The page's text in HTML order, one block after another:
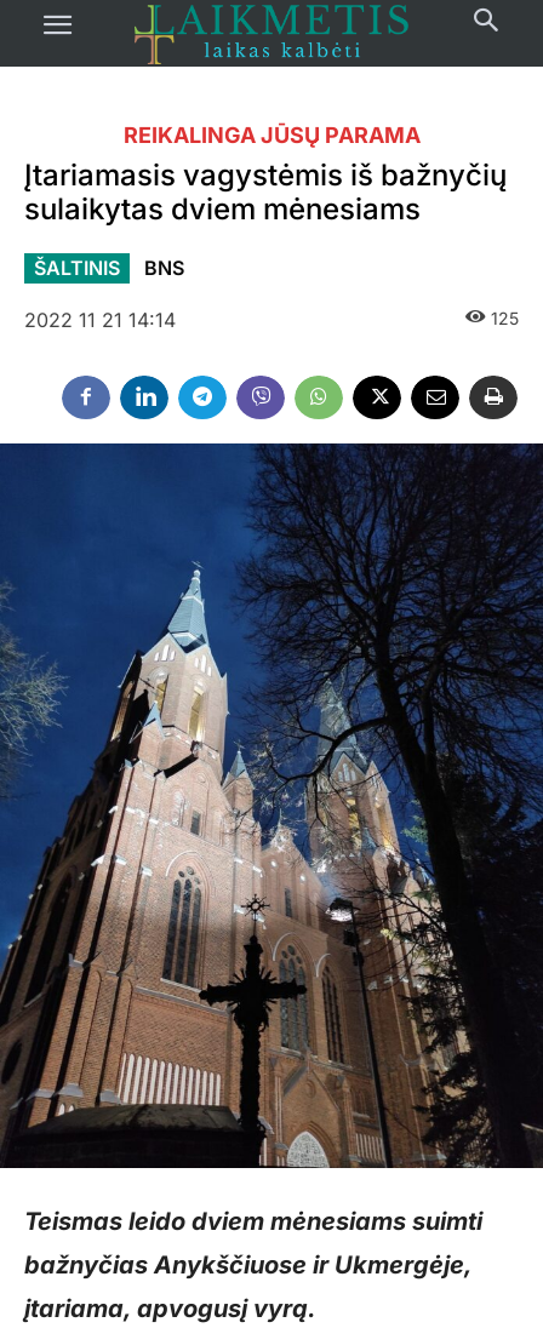
REIKALINGA JŪSŲ PARAMA
Įtariamasis vagystėmis iš bažnyčių
sulaikytas dviem mėnesiams
ŠALTINIS BNS
2022 11 21 14:14 125
Teismas leido dviem mėnesiams suimti
bažnyčias Anykščiuose ir Ukmergėje,
įtariama, apvogusį vyrą.